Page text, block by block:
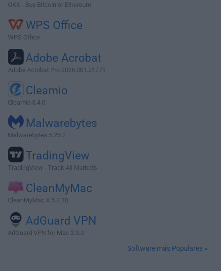
OKX - Buy Bitcoin or Ethereum
WPS Office
WPS Office
Adobe Acrobat
Adobe Acrobat Pro 2026.001.21771
Cleamio
Cleamio 3.4.0
Malwarebytes
Malwarebytes 5.25.2
TradingView
TradingView - Track All Markets
CleanMyMac
CleanMyMac X 5.2.10
AdGuard VPN
AdGuard VPN for Mac 2.9.0
Software más Populares »